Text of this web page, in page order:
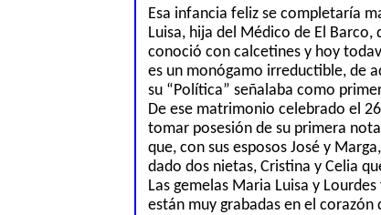
Esa infancia feliz se completaría
Luisa, hija del Médico de El Barco,
conoció con calcetines y hoy
es un monógamo irreductible, de
su “Política” señalaba como
De ese matrimonio celebrado el
tomar posesión de su primera
que, con sus esposos José y
dado dos nietas, Cristina y Celia
Las gemelas Maria Luisa y
están muy grabadas en el corazón